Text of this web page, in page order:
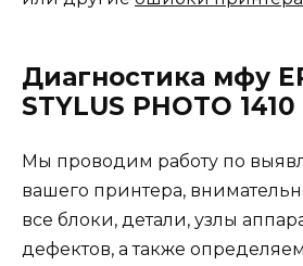
Диагностика мфу
STYLUS PHOTO 1410
Мы проводим работу по
вашего принтера,
все блоки, детали, узлы
дефектов, а также